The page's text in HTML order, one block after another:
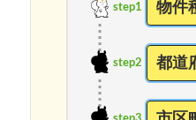
step1
step2